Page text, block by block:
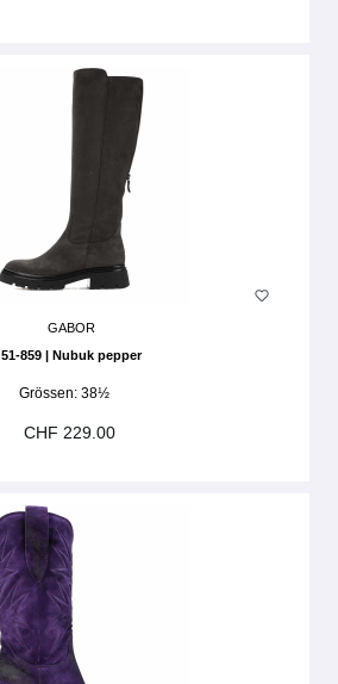
GABOR
51-859 | Nubuk pepper
Grössen: 38½
CHF 229.00